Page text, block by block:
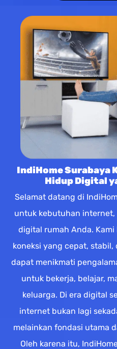
IndiHome Surabaya
Hidup Digital
Selamat datang di
untuk kebutuhan internet,
digital rumah Anda.
koneksi yang cepat,
dapat menikmati
untuk bekerja, belajar,
keluarga. Di era digital
internet bukan lagi
melainkan fondasi utama
Oleh karena itu,